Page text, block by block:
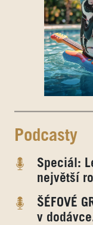
Podcasty
Speciál:
největší
ŠÉFOVÉ
v